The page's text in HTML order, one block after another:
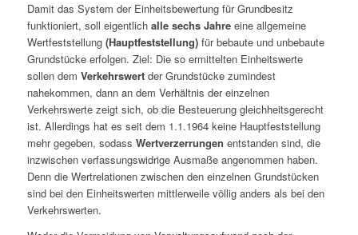
Damit das System der Einheitsbewertung für Grundbesitz
funktioniert, soll eigentlich alle sechs Jahreeine allgemeine
Wertfeststellung (Hauptfeststellung)für bebaute und unbebaute
Grundstücke erfolgen. Ziel: Die so ermittelten Einheitswerte
sollen dem Verkehrswertder Grundstücke zumindest
nahekommen, dann an dem Verhältnis der einzelnen
Verkehrswerte zeigt sich, ob die Besteuerung gleichheitsgerecht
ist. Allerdings hat es seit dem 1.1.1964 keine Hauptfeststellung
mehr gegeben, sodass Wertverzerrungen entstanden sind, die
inzwischen verfassungswidrige Ausmaße angenommen haben.
Denn die Wertrelationen zwischen den einzelnen Grundstücken
sind bei den Einheitswerten mittlerweile völlig anders als bei den
Verkehrswerten.